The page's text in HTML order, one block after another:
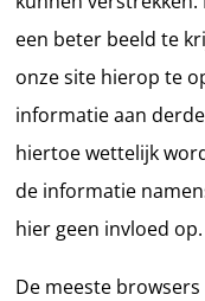
een beter beeld te
onze site hierop te
informatie aan
hiertoe wettelijk
de informatie
hier geen invloed op.
De meeste